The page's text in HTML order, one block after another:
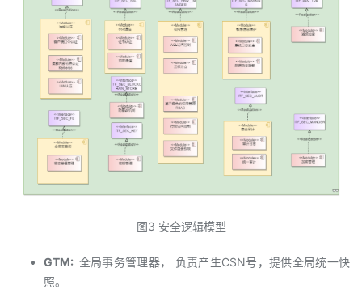
图3 安全逻辑模型
GTM: 全局事务管理器， 负责产生CSN号，提供全局统一快
照。